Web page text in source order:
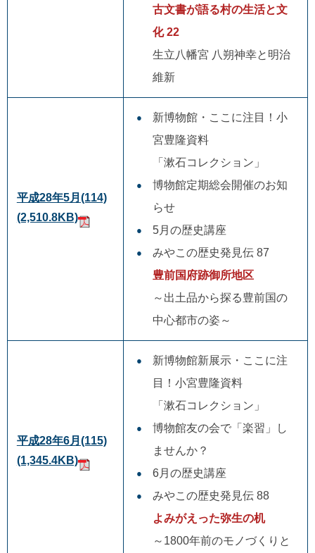
古文書が語る村の生活と文
化 22
生立八幡宮 八朔神幸と明治
維新
平成28年5月(114)
(2,510.8KB)
新博物館・ここに注目！小
宮豊隆資料
「漱石コレクション」
博物館定期総会開催のお知
らせ
5月の歴史講座
みやこの歴史発見伝 87
豊前国府跡御所地区
～出土品から探る豊前国の
中心都市の姿～
平成28年6月(115)
(1,345.4KB)
新博物館新展示・ここに注
目！小宮豊隆資料
「漱石コレクション」
博物館友の会で「楽習」し
ませんか？
6月の歴史講座
みやこの歴史発見伝 88
よみがえった弥生の机
～1800年前のモノづくりと